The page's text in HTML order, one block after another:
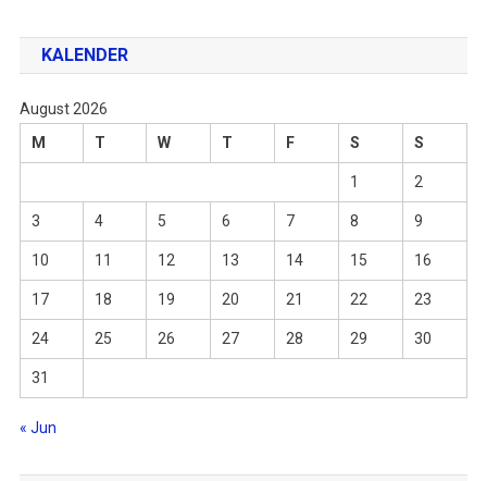
KALENDER
August 2026
M
T W T F S S
1 2
3 4 5 6 7 8 9
10 11 12 13 14 15 16
17 18 19 20 21 22 23
24 25 26 27 28 29 30
31
« Jun